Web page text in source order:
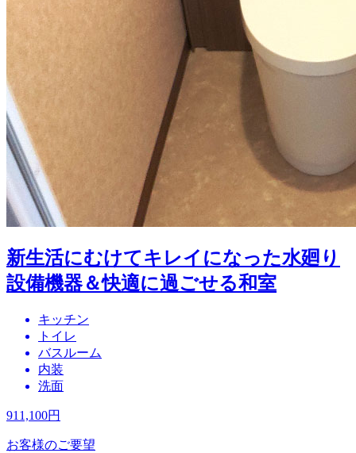
新生活にむけてキレイになった水廻り
設備機器＆快適に過ごせる和室
キッチン
トイレ
バスルーム
内装
洗面
911,100円
お客様のご要望